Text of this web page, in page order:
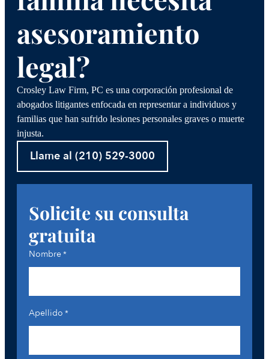
asesoramiento
legal?
Crosley Law Firm, PC es una corporación profesional de
abogados litigantes enfocada en representar a individuos y
familias que han sufrido lesiones personales graves o muerte
injusta.
Llame al (210) 529-3000
Solicite su consulta
gratuita
Nombre*
Apellido *